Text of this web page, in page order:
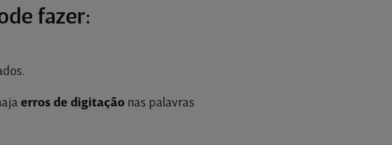
fazer:
erros de digitaçãonas palavras